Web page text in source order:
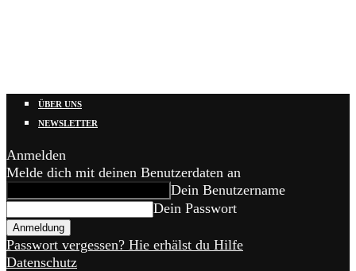
ÜBER UNS
NEWSLETTER
Anmelden
Melde dich mit deinen Benutzerdaten an
Dein Benutzername
Dein Passwort
Passwort vergessen? Hie erhälst du Hilfe
Datenschutz